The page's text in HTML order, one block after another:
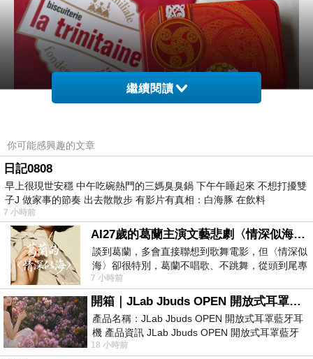
外盒照
身為甜點控，但我不是每種甜食都愛吃或是喜
歡。若是將甜點一一攤開來，讓我選擇的話。我
是偏愛造型漂亮的法式甜點，所以每次只要有新
的法式甜點店開幕，我總是會前往買個檸檬塔或
是蛋糕來嚐嚐。而馬卡龍更是我的心頭好，再來
就是布列塔尼餅乾了。所以這次有代理商願意代
理法國當地知名的餅乾品牌，我是又驚又喜，更
繼續閱讀
你可能感興趣的文章
日記0808
早上很現世安穩 中午吃碗熱門的三媽臭臭鍋 下午午睡起來 不想打擾雙
子J 做家事的節奏 出去散散步 有影片有真相：白海豚 在飲料
7 小時前
AI27歲的葛蘭主演文藝悲劇〈情深似海〉 #戀上老電影 #葛蘭 #粟子
談到葛蘭，多會直接聯想到歌舞電影，但〈情深似
海〉卻很特別，葛蘭不唱歌、不跳舞，從頭到尾專
心演戲。拍攝期間，經常工作超過12個鐘
7 小時前
開箱｜JLab Jbuds OPEN 開放式耳罩藍牙耳機 - 設計美學，輕巧、透氣、環境音全物理達成！
產品名稱：JLab Jbuds OPEN 開放式耳罩藍牙耳
機 產品資訊 JLab Jbuds OPEN 開放式耳罩藍牙
耳機評語：非常有特色，值得喜愛美型工
18 小時前